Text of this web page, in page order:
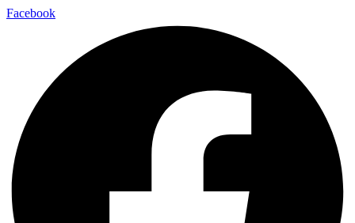
Facebook